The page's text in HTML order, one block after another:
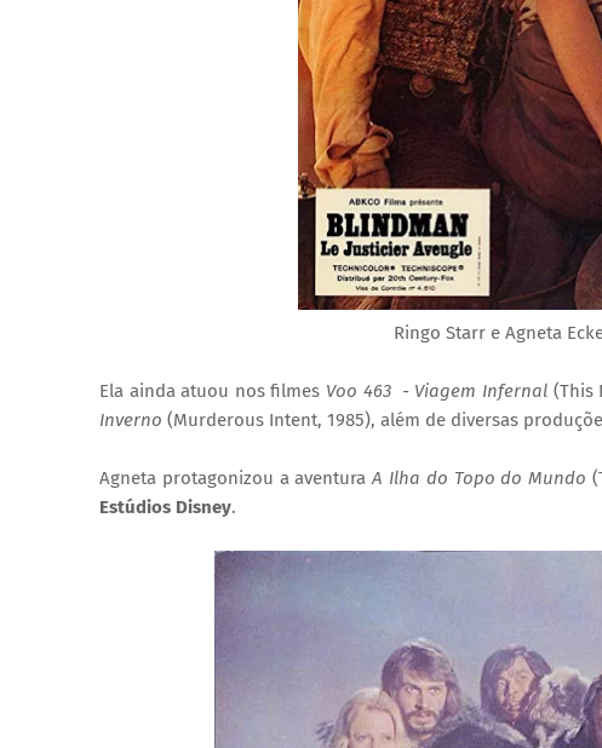
Ringo Starr e Agneta
Ela ainda atuou nos filmes Voo 463 - Viagem Infernal (This
Inverno (Murderous Intent, 1985), além de diversas
Agneta protagonizou a aventuraA Ilha do Topo do Mundo (
Estúdios Disney.